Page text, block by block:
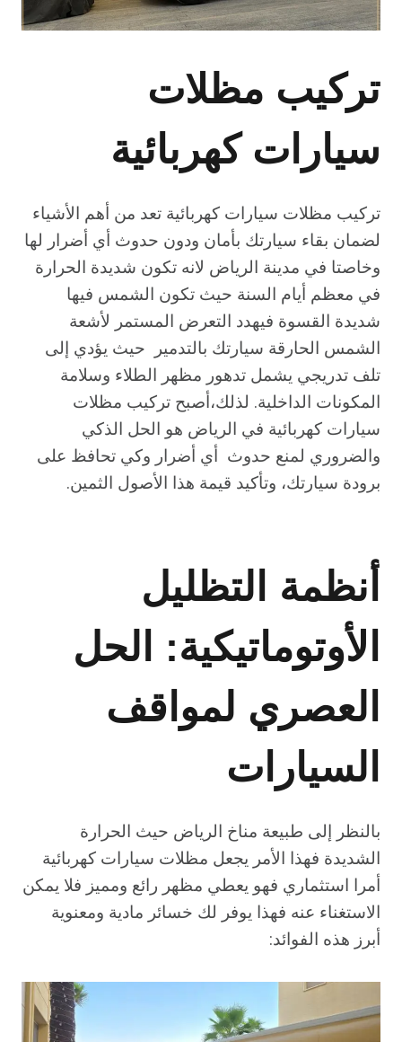
تركيب مظلات
سيارات كهربائية
تركيب مظلات سيارات كهربائية تعد من أهم الأشياء
لضمان بقاء سيارتك بأمان ودون حدوث أي أضرار لها
وخاصتا في مدينة الرياض لانه تكون شديدة الحرارة
في معظم أيام السنة حيث تكون الشمس فيها
شديدة القسوة فيهدد التعرض المستمر لأشعة
الشمس الحارقة سيارتك بالتدمير حيث يؤدي إلى
تلف تدريجي يشمل تدهور مظهر الطلاء وسلامة
المكونات الداخلية. لذلك،أصبح تركيب مظلات
سيارات كهربائية في الرياض هو الحل الذكي
والضروري لمنع حدوث أي أضرار وكي تحافظ على
برودة سيارتك، وتأكيد قيمة هذا الأصول الثمين.
أنظمة التظليل
الأوتوماتيكية: الحل
العصري لمواقف
السيارات
بالنظر إلى طبيعة مناخ الرياض حيث الحرارة
الشديدة فهذا الأمر يجعل مظلات سيارات كهربائية
أمرا استثماري فهو يعطي مظهر رائع ومميز فلا يمكن
الاستغناء عنه فهذا يوفر لك خسائر مادية ومعنوية
أبرز هذه الفوائد: